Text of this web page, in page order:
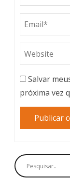
Salvar
próxima vez